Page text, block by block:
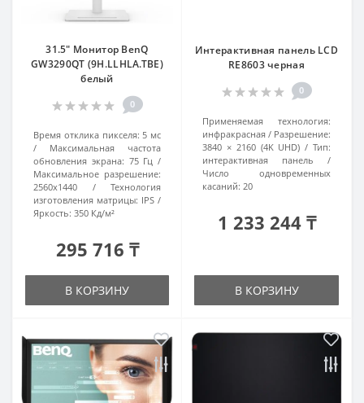
31.5" Монитор BenQ
GW3290QT (9H.LLHLA.TBE)
белый
0
Время отклика пикселя: 5 мс
Максимальная частота
обновления экрана: 75 Гц
Максимальное разрешение:
2560x1440
Технология
изготовления матрицы: IPS
Яркость: 350 Кд/м²
295 716 ₸
В КОРЗИНУ
Интерактивная панель LCD
RE8603 черная
0
Применяемая технология:
инфракрасная
Разрешение:
3840 × 2160 (4K UHD)
Тип:
интерактивная панель
Число одновременных
касаний: 20
1 233 244 ₸
В КОРЗИНУ